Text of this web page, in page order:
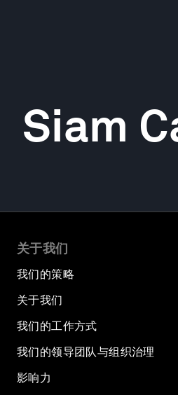
Siam
关于我们
我们的策略
关于我们
我们的工作方式
我们的领导团队与组织治理
影响力